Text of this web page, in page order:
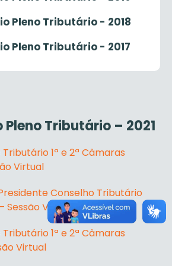
Pleno Tributário - 2018
Pleno Tributário - 2017
Tributário – 2021
1ª e 2ª Câmaras
Virtual
Conselho Tributário
Sessão Virtual
1ª e 2ª Câmaras
Virtual